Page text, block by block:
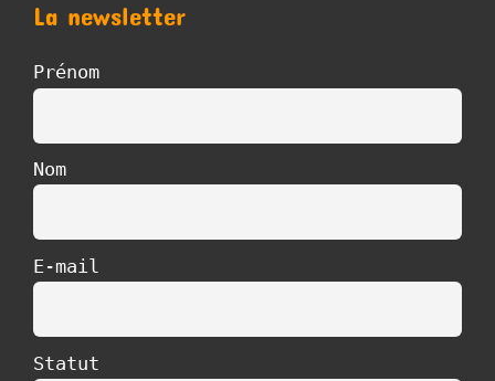
La newsletter
Prénom
Nom
E-mail
Statut